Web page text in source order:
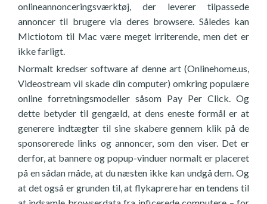
onlineannonceringsværktøj, der leverer tilpassede
annoncer til brugere via deres browsere. Således kan
Mictiotom til Mac være meget irriterende, men det er
ikke farligt.
Normalt kredser software af denne art (Onlinehome.us,
Videostream vil skade din computer) omkring populære
online forretningsmodeller såsom Pay Per Click. Og
dette betyder til gengæld, at dens eneste formål er at
generere indtægter til sine skabere gennem klik på de
sponsorerede links og annoncer, som den viser. Det er
derfor, at bannere og popup-vinduer normalt er placeret
på en sådan måde, at du næsten ikke kan undgå dem. Og
at det også er grunden til, at flykaprere har en tendens til